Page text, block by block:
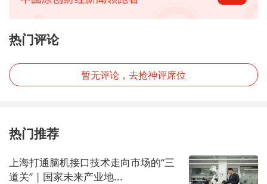
热门评论
暂无评论，去抢神评席位
热门推荐
上海打通脑机接口技术走向市场的“三
道关” | 国家未来产业地...